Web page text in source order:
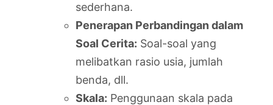
sederhana.
Penerapan Perbandingan dalam
Soal Cerita: Soal-soal yang
melibatkan rasio usia, jumlah
benda, dll.
Skala: Penggunaan skala pada